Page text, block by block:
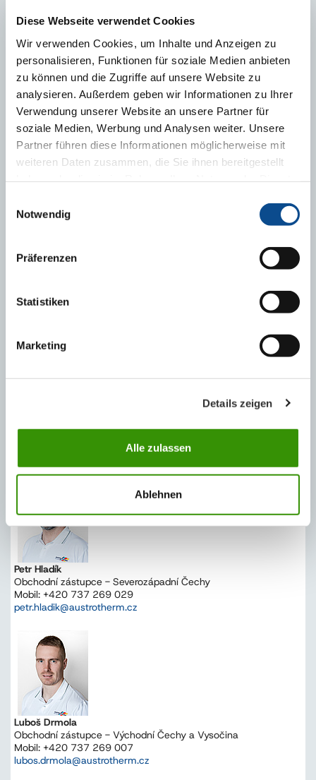
Diese Webseite verwendet Cookies
Wir verwenden Cookies, um Inhalte und Anzeigen zu
personalisieren, Funktionen für soziale Medien anbieten
zu können und die Zugriffe auf unsere Website zu
analysieren. Außerdem geben wir Informationen zu Ihrer
Verwendung unserer Website an unsere Partner für
soziale Medien, Werbung und Analysen weiter. Unsere
Partner führen diese Informationen möglicherweise mit
weiteren Daten zusammen, die Sie ihnen bereitgestellt
Notwendig
Präferenzen
Statistiken
Marketing
Details zeigen
Alle zulassen
Ablehnen
Austrotherm Systémová role EPS T 6,5
Katalog výrobků Austrotherm
KE STAŽENÍ
Prospekt Austrotherm Systémová deska
REGIONÁLNÍ ZASTOUPENÍ
Petr Hladík
Obchodní zástupce - Severozápadní Čechy
Mobil: +420 737 269 029
petr.hladik@austrotherm.cz
Luboš Drmola
Obchodní zástupce - Východní Čechy a Vysočina
Mobil: +420 737 269 007
lubos.drmola@austrotherm.cz